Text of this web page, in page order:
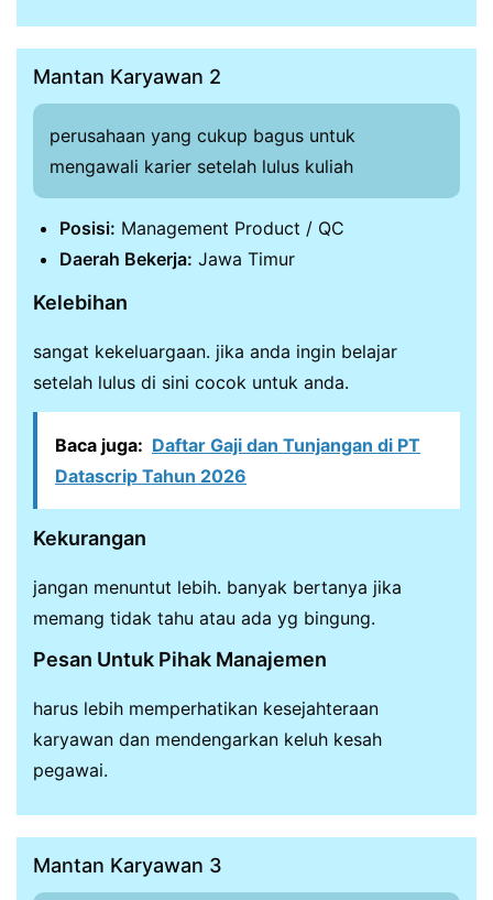
Mantan Karyawan 2
perusahaan yang cukup bagus untuk
mengawali karier setelah lulus kuliah
Posisi: Management Product / QC
Daerah Bekerja: Jawa Timur
Kelebihan
sangat kekeluargaan. jika anda ingin belajar
setelah lulus di sini cocok untuk anda.
Baca juga: Daftar Gaji dan Tunjangan di PT
Datascrip Tahun 2026
Kekurangan
jangan menuntut lebih. banyak bertanya jika
memang tidak tahu atau ada yg bingung.
Pesan Untuk Pihak Manajemen
harus lebih memperhatikan kesejahteraan
karyawan dan mendengarkan keluh kesah
pegawai.
Mantan Karyawan 3